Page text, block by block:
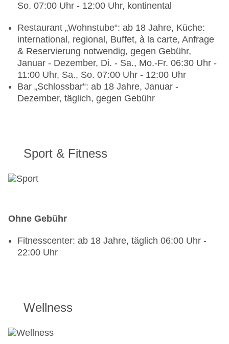
So. 07:00 Uhr - 12:00 Uhr, kontinental
Restaurant „Wohnstube“: ab 18 Jahre, Küche:
international, regional, Buffet, à la carte, Anfrage
& Reservierung notwendig, gegen Gebühr,
Januar - Dezember, Di. - Sa., Mo.-Fr. 06:30 Uhr -
11:00 Uhr, Sa., So. 07:00 Uhr - 12:00 Uhr
Bar „Schlossbar“: ab 18 Jahre, Januar -
Dezember, täglich, gegen Gebühr
Sport & Fitness
Ohne Gebühr
Fitnesscenter: ab 18 Jahre, täglich 06:00 Uhr -
22:00 Uhr
Wellness